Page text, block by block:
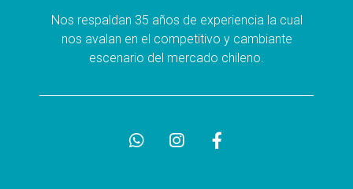
Nos respaldan 35 años de experiencia la cual
nos avalan en el competitivo y cambiante
escenario del mercado chileno.